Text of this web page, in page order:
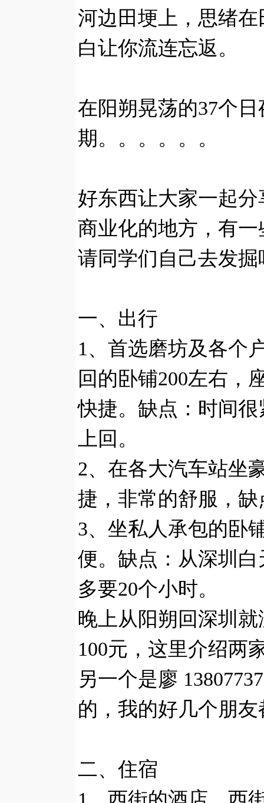
河边田埂上，思绪
白让你流连忘返。
在阳朔晃荡的37个
期。。。。。。
好东西让大家一起
商业化的地方，有
请同学们自己去发掘
一、出行
1、首选磨坊及各个
回的卧铺200左右，
快捷。缺点：时间
上回。
2、在各大汽车站坐
捷，非常的舒服，
3、坐私人承包的卧
便。缺点：从深圳
多要20个小时。
晚上从阳朔回深圳
100元，这里介绍两
另一个是廖
的，我的好几个朋
二、住宿